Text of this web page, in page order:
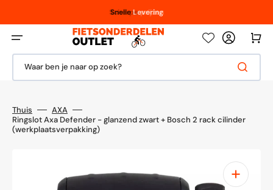
content
SnelleLevering
Vanaf € 100,- / € 150,-Scherpeprijzen
Waar ben je naar op zoek?
Thuis
AXA
Ringslot Axa Defender - glanzend zwart + Bosch 2 rack cilinder
(werkplaatsverpakking)